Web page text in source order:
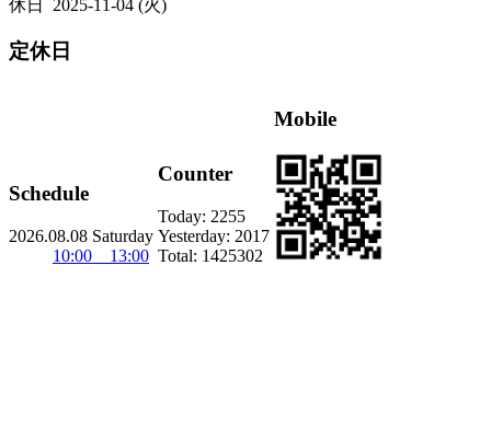
休日 2025-11-04 (火)
定休日
Schedule
2026.08.08 Saturday
10:00 13:00
Counter
Today: 2255
Yesterday: 2017
Total: 1425302
Mobile